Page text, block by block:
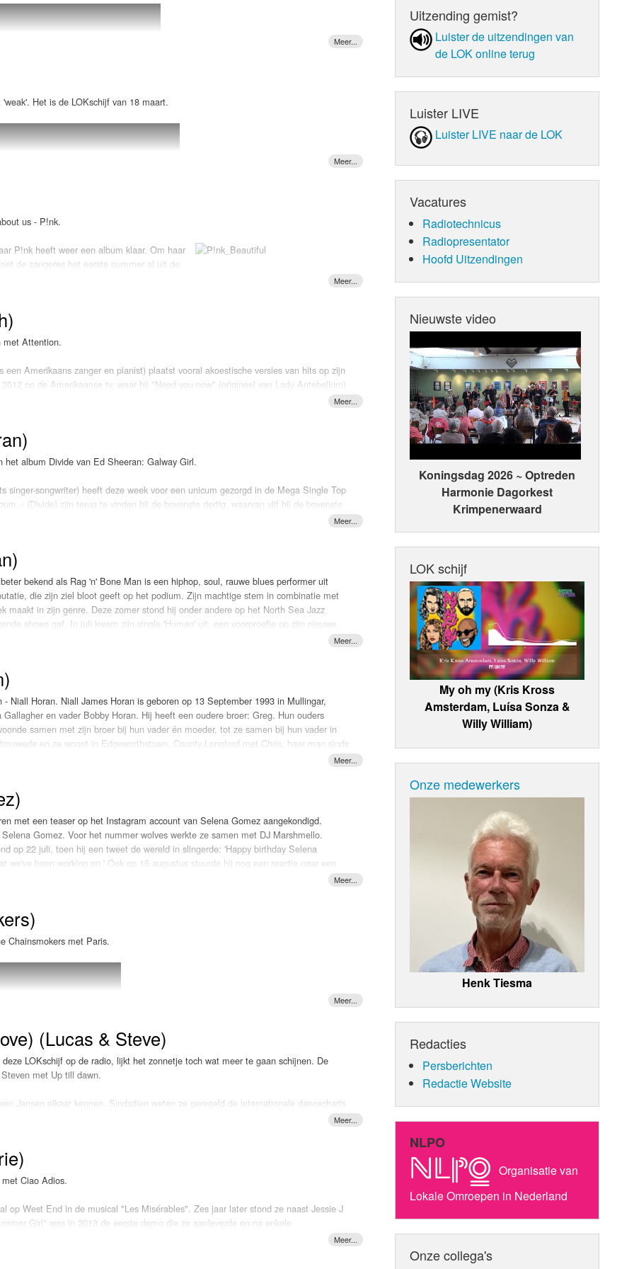
Het is de LOKschijf van 18 maart.
us - P!nk.
P!nk heeft weer een album klaar. Om haar
de zangeres het eerste nummer al uit de
samen met onder anderen Johnny
en Steve Mac, de man die in het verleden
Ellie Goulding en Calvin Harris.
die typische beat die we van P!nk gewend
met Attention.
Amerikaans zanger en pianist) plaatst vooral akoestische versies van hits op zijn
op de Amerikaanse tv, waar hij "Need you now" (origineel van Lady Antebellum)
"Nine Track Mind", waarvan "One Call away", "We don't talk anymore" (met
album Divide van Ed Sheeran: Galway Girl.
singer-songwriter) heeft deze week voor een unicum gezorgd in de Mega Single Top
÷ (Divide) zijn terug te vinden bij de bovenste dertig, waarvan vijf bij de bovenste
records op zijn naam schreef, zet daarmee de top van de lijst volledig op zijn kop.
Justin Bieber, Broederliefde en Lil’ Kleine Sheeran voor. Niet eerder belandden
hoog in de Nederlandse hitlijsten.
week op de eerste plaats staan. De single wordt ruim de helft meer keer
Hill" die op de tweede plaats terug te vinden is. Van de albumtracks zijn " Galway
bekend als Rag 'n' Bone Man is een hiphop, soul, rauwe blues performer uit
die zijn ziel bloot geeft op het podium. Zijn machtige stem in combinatie met
maakt in zijn genre. Deze zomer stond hij onder andere op het North Sea Jazz
shows gaf. In juli kwam zijn single 'Human' uit, een voorproefje op zijn nieuwe
Niall Horan. Niall James Horan is geboren op 13 September 1993 in Mullingar,
en vader Bobby Horan. Hij heeft een oudere broer: Greg. Hun ouders
samen met zijn broer bij hun vader én moeder, tot ze samen bij hun vader in
en ze woont in Edgeworthstown, County Longford met Chris, haar man sinds
een jonensschool. Niall zat op het schoolkoor, en trad op met Kerstmis. Voordat
voor het eerst horen tijdens een autorit, "mijn tante dacht dat de radio aanstond.
zijn vader. Hij is absoluut mijn held, dus ik vind het heel leuk dat we hetzelfde
Greg en zijn ouders zijn gescheiden toen hij vijf was. Hij is linkshandig en is de enige
is 1 meter 71. One Direction is nu in Zweden om hun volgende album op te
social media bij een linkje naar zijn eerste solovideoclip en -nummer. “Bedankt dat
geweldige reacties”, liet hij via Twitter weten. Dan is hij nu totaal flabbergasted,
met een teaser op het Instagram account van Selena Gomez aangekondigd.
Gomez. Voor het nummer wolves werkte ze samen met DJ Marshmello.
op 22 juli, toen hij een tweet de wereld in slingerde: 'Happy birthday Selena
we've been working on.' Ook op 15 augustus stuurde hij nog een reactie naar een
klinkt. 25 Oktober werd Wolves officieel uitgebracht. Zaterdag 4 november is het
weer iets minder bijzonder. Wanneer je de clip op je computer bekijkt, is de video
het is een verticale video. Wel zal Selena van je smartphonescherm afspetteren
zelf. Dit is de LOKschijf van 4 november.
Chainsmokers met Paris.
(Lucas & Steve)
LOKschijf op de radio, lijkt het zonnetje toch wat meer te gaan schijnen. De
met Up till dawn.
Jansen elkaar kennen. Sindsdien weten ze geregeld de internationale dancecharts
"Above", "Our House", "Clueless", "Rock it now" en "Craving". Sinds 2014 brengen
Eind 2015 kwamen we de namen van beide heren al tegen op de samenwerking
tussen Felix Jaehn, Lost Frequencies en Linying op "Eagle Eyes". In 2016
verwerken ze "P.Y.T." (Pretty Young Thing) van Michael Jackson uit 1984 in "Make it
Als ze in 2016 samenwerken met Sam Feldt en Wulf wordt "Summer on you" hun
Top 40-debuut. De track komt op de vierde plaats terecht. In oktober wordt "Love on
Ciao Adios.
op West End in de musical "Les Misérables". Zes jaar later stond ze naast Jessie J
Girl" was in 2013 de eerste demo die ze aanleverde en na enkele
Uitzending gemist?
Luister de uit­zen­din­gen van
de LOK online terug
Luister LIVE
Luister LIVE naar de LOK
Vacatures
Radiotechnicus
Radiopresentator
Hoofd Uitzendingen
Nieuwste video
Koningsdag 2026 ~ Optreden
Harmonie Dagorkest
Krimpenerwaard
LOK schijf
My oh my (Kris Kross
Amsterdam, Luísa Sonza &
Willy William)
Onze medewerkers
Henk Tiesma
Redacties
Persberichten
Redactie Website
NLPO
Organisatie van
Lokale Omroepen in Nederland
Onze collega's